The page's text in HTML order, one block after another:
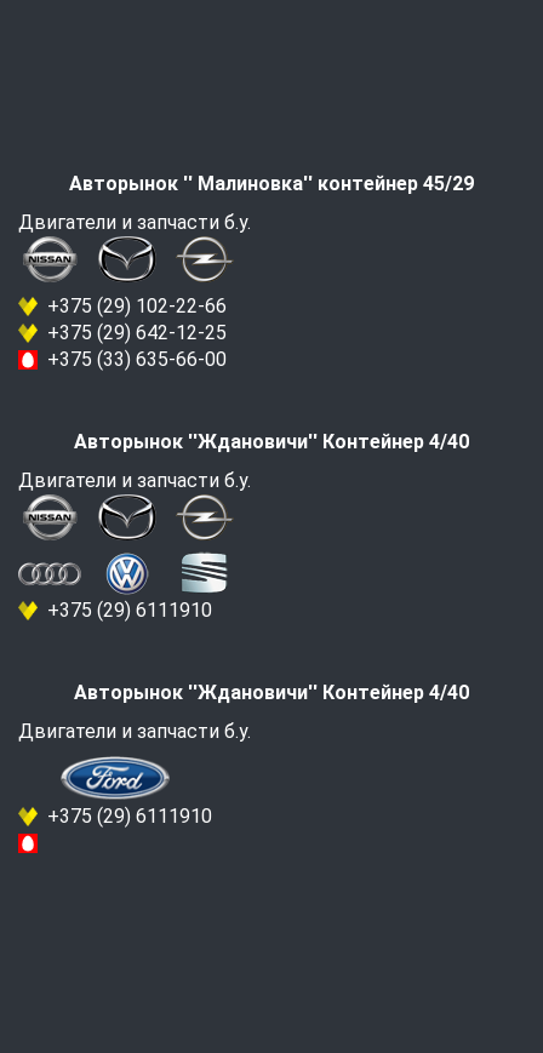
Авторынок '' Малиновка'' контейнер 45/29
Двигатели и запчасти б.у.
+375 (29) 102-22-66
+375 (29) 642-12-25
+375 (33) 635-66-00
Авторынок ''Ждановичи'' Контейнер 4/40
Двигатели и запчасти б.у.
+375 (29) 6111910
Авторынок ''Ждановичи'' Контейнер 4/40
Двигатели и запчасти б.у.
+375 (29) 6111910